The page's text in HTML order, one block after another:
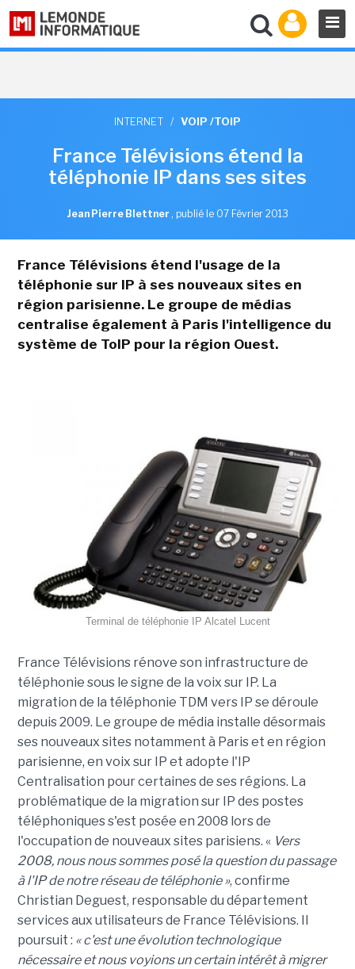
INTERNET / VOIP /TOIP
France Télévisions étend la
téléphonie IP dans ses sites
Jean Pierre Blettner , publié le 07 Février 2013
France Télévisions étend l'usage de la
téléphonie sur IP à ses nouveaux sites en
région parisienne. Le groupe de médias
centralise également à Paris l'intelligence du
système de ToIP pour la région Ouest.
Terminal de téléphonie IP Alcatel Lucent
France Télévisions rénove son infrastructure de
téléphonie sous le signe de la voix sur IP. La
migration de la téléphonie TDM vers IP se déroule
depuis 2009. Le groupe de média installe désormais
ses nouveaux sites notamment à Paris et en région
parisienne, en voix sur IP et adopte l'IP
Centralisation pour certaines de ses régions. La
problématique de la migration sur IP des postes
téléphoniques s'est posée en 2008 lors de
l'occupation de nouveaux sites parisiens. « Vers
2008, nous nous sommes posé la question du passage
à l'IP de notre réseau de téléphonie », confirme
Christian Deguest, responsable du département
services aux utilisateurs de France Télévisions. Il
poursuit : « c'est une évolution technologique
nécessaire et nous voyions un certain intérêt à migrer